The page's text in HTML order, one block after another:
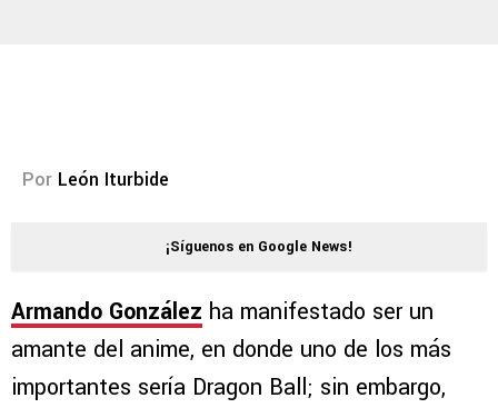
Por León Iturbide
¡Síguenos en Google News!
Armando González ha manifestado ser un
amante del anime, en donde uno de los más
importantes sería Dragon Ball; sin embargo,